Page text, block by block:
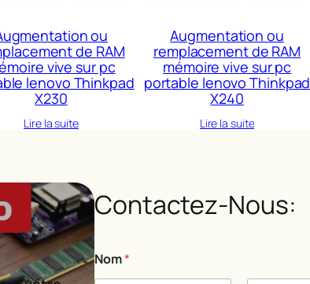
ou
de RAM
vive sur pc
lenovo Thinkpad
X230
Lire la suite
Augmentation ou
remplacement de RAM
mémoire vive sur pc
portable lenovo Thinkpad
X240
Lire la suite
Contactez-Nous:
u
C
Nom*